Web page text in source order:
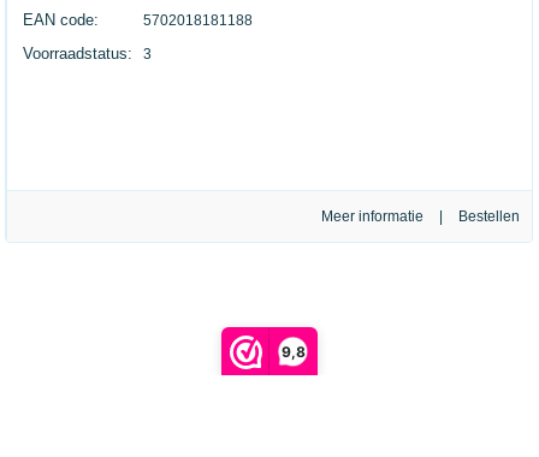
9,8
EAN code: 5702018181188
Voorraadstatus: 3
Meer informatie